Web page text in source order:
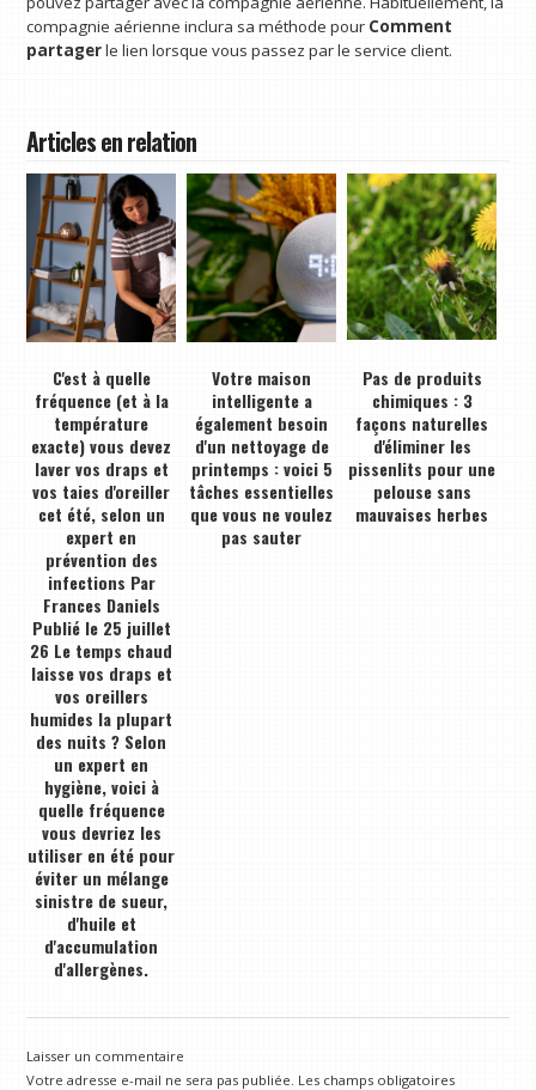
compagnie aérienne inclura sa méthode pour Comment
partagerle lien lorsque vous passez par le service client.
Articles en relation
C'est à quelle
fréquence (et à la
température
exacte) vous devez
laver vos draps et
vos taies d'oreiller
cet été, selon un
expert en
prévention des
infections Par
Frances Daniels
Publié le 25 juillet
26 Le temps chaud
laisse vos draps et
vos oreillers
humides la plupart
des nuits ? Selon
un expert en
hygiène, voici à
quelle fréquence
vous devriez les
utiliser en été pour
éviter un mélange
sinistre de sueur,
d'huile et
d'accumulation
d'allergènes.
Votre maison
intelligente a
également besoin
d'un nettoyage de
printemps : voici 5
tâches essentielles
que vous ne voulez
pas sauter
Pas de produits
chimiques : 3
façons naturelles
d'éliminer les
pissenlits pour une
pelouse sans
mauvaises herbes
Laisser un commentaire
Votre adresse e-mail ne sera pas publiée. Les champs obligatoires